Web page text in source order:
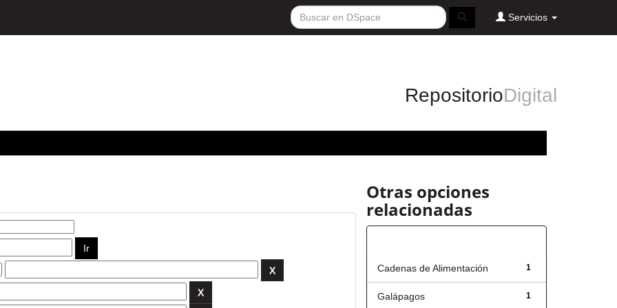
Servicios
RepositorioDigital
Otras opciones
relacionadas
1
Cadenas de Alimentación
1
Galápagos